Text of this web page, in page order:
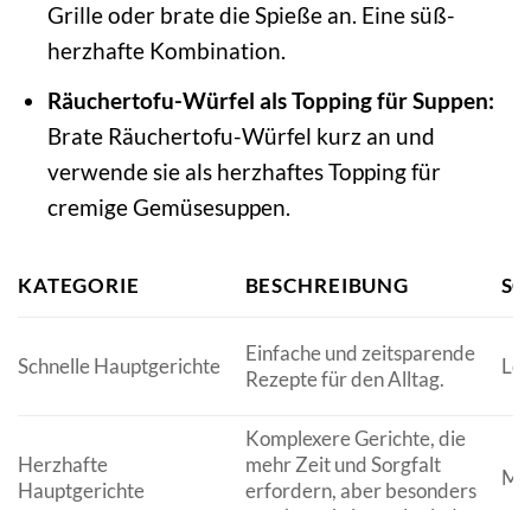
Grille oder brate die Spieße an. Eine süß-
herzhafte Kombination.
Räuchertofu-Würfel als Topping für Suppen:
Brate Räuchertofu-Würfel kurz an und
verwende sie als herzhaftes Topping für
cremige Gemüsesuppen.
KATEGORIE BESCHREIBUNG
Schnelle Hauptgerichte
Einfache und zeitsparende
Rezepte für den Alltag.
Herzhafte
Hauptgerichte
Komplexere Gerichte, die
mehr Zeit und Sorgfalt
erfordern, aber besonders